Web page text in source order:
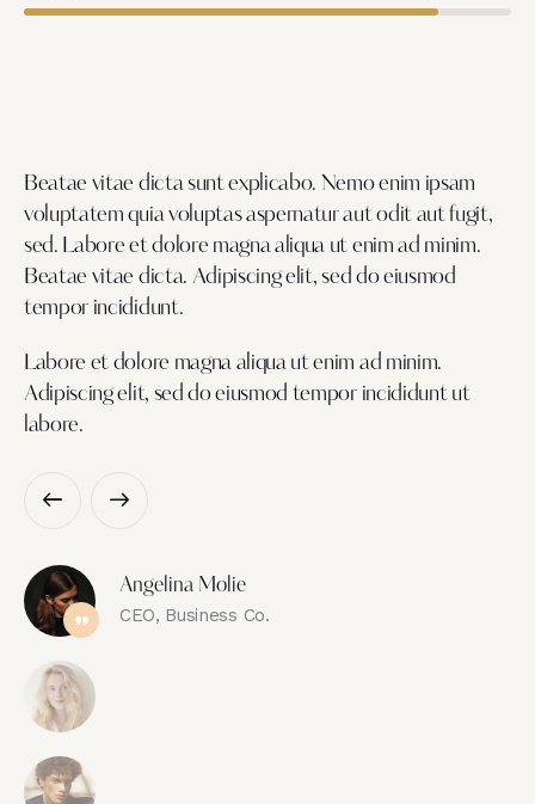
Beatae vitae dicta sunt explicabo. Nemo enim ipsam
voluptatem quia voluptas aspernatur aut odit aut fugit,
sed. Labore et dolore magna aliqua ut enim ad minim.
Beatae vitae dicta. Adipiscing elit, sed do eiusmod
tempor incididunt.
Labore et dolore magna aliqua ut enim ad minim.
Adipiscing elit, sed do eiusmod tempor incididunt ut
labore.
Angelina Molie
CEO, Business Co.